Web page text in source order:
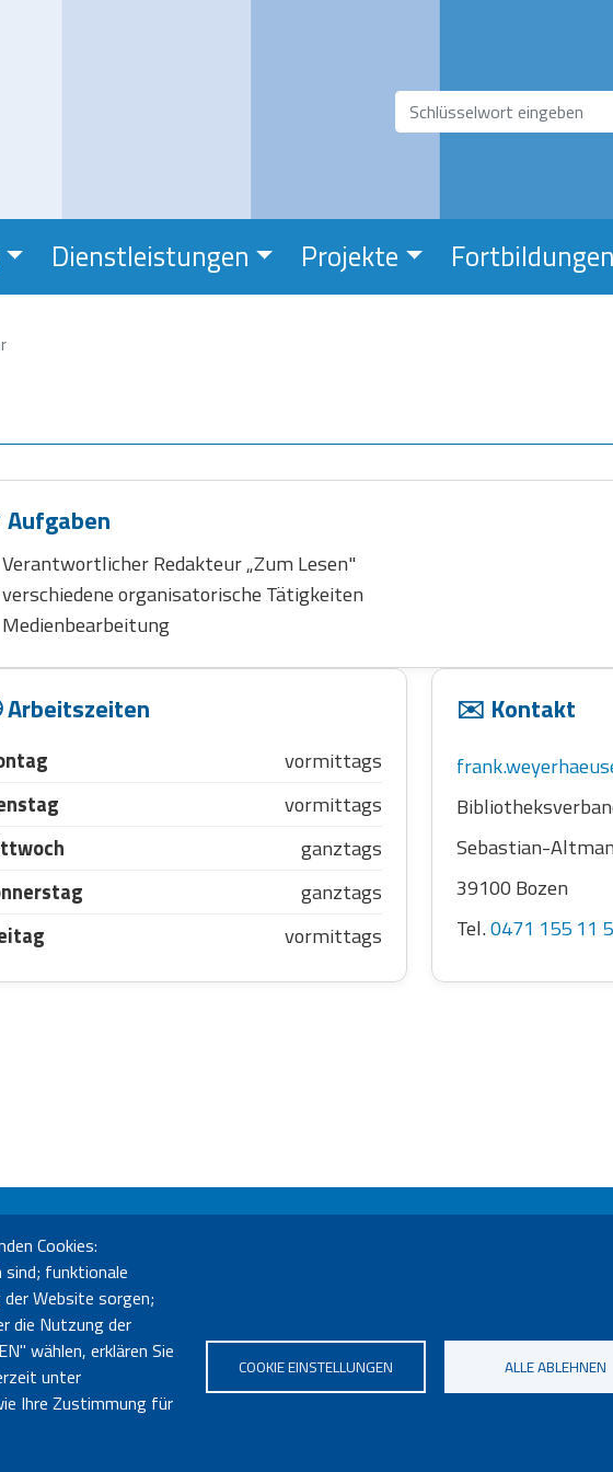
Suchfeld
Suchfeld
Dienstleistungen Projekte Fortbildungen
Aufgaben
Verantwortlicher Redakteur „Zum Lesen"
verschiedene organisatorische Tätigkeiten
Medienbearbeitung
Arbeitszeiten
vormittags
vormittags
ganztags
ganztags
vormittags
✉️ Kontakt
Sebastian-
39100 Bozen
Tel.0471 155 11
Cookies:
sind; funktionale
Website sorgen;
die Nutzung der
wählen, erklären Sie
unter
Ihre Zustimmung für
COOKIE EINSTELLUNGEN ALLE ABLEHNEN
Sebastian-Altmann-Str. 17 - 39100 Bozen - Tel. 0471 285730
Enrico-Fermi-Str. 6 (LibriKa) - 39031 Bruneck - Tel. 0474 414121
- PEC: